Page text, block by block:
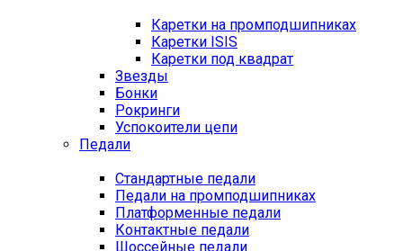
Каретки на промподшипниках
Каретки ISIS
Каретки под квадрат
Звезды
Бонки
Рокринги
Успокоители цепи
Педали
Стандартные педали
Педали на промподшипниках
Платформенные педали
Контактные педали
Шоссейные педали